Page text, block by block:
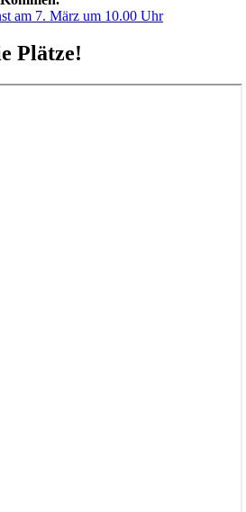
am 7. März um 10.00 Uhr
Plätze!